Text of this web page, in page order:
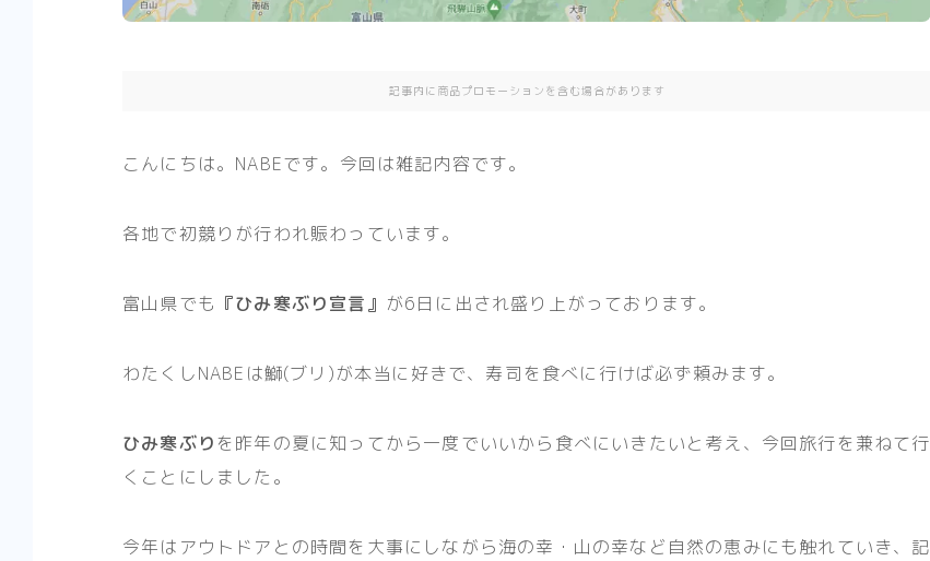
記事内に商品プロモーションを含む場合があります
こんにちは。NABEです。今回は雑記内容です。
各地で初競りが行われ賑わっています。
富山県でも 『ひみ寒ぶり宣言』 が6日に出され盛り上がっております。
わたくしNABEは鰤(ブリ)が本当に好きで、寿司を食べに行けば必ず頼みます。
ひみ寒ぶりを昨年の夏に知ってから一度でいいから食べにいきたいと考え、今回旅行を兼ねて行
くことにしました。
今年はアウトドアとの時間を大事にしながら海の幸・山の幸など自然の恵みにも触れていき、記